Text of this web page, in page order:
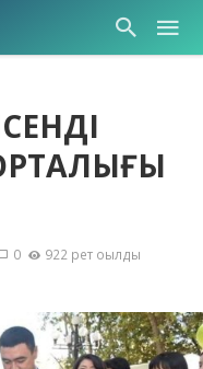
0 922 рет оқылды